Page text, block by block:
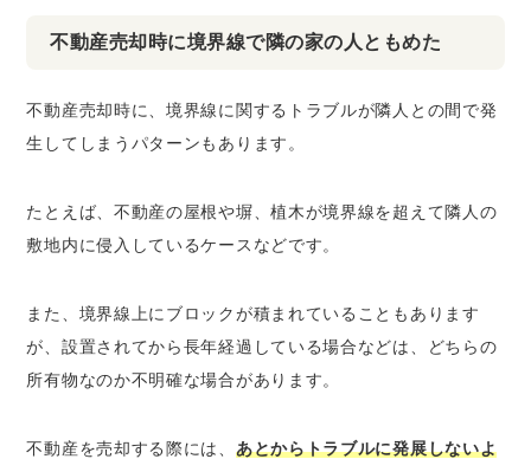
不動産売却時に境界線で隣の家の人ともめた
不動産売却時に、境界線に関するトラブルが隣人との間で発
生してしまうパターンもあります。
たとえば、不動産の屋根や塀、植木が境界線を超えて隣人の
敷地内に侵入しているケースなどです。
また、境界線上にブロックが積まれていることもあります
が、設置されてから長年経過している場合などは、どちらの
所有物なのか不明確な場合があります。
不動産を売却する際には、 あとからトラブルに発展しないよ